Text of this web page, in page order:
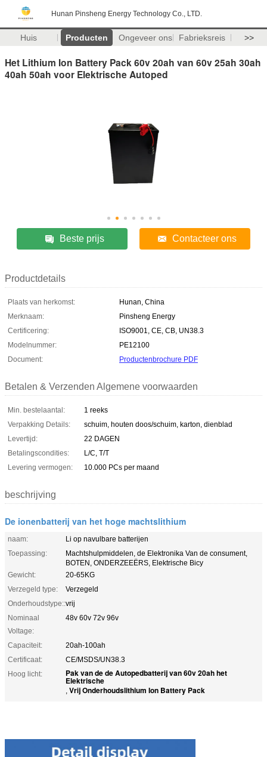
Hunan Pinsheng Energy Technology Co., LTD.
Huis Producten Ongeveer ons Fabrieksreis >>
Het Lithium Ion Battery Pack 60v 20ah van 60v 25ah 30ah
40ah 50ah voor Elektrische Autoped
Beste prijs Contacteer ons
Productdetails
Plaats van herkomst:
Hunan, China
Merknaam:
Pinsheng Energy
Certificering:
ISO9001, CE, CB, UN38.3
Modelnummer:
PE12100
Document:
Productenbrochure PDF
Betalen & Verzenden Algemene voorwaarden
Min. bestelaantal:
1 reeks
Verpakking Details:
schuim, houten doos/schuim, karton, dienblad
Levertijd:
22 DAGEN
Betalingscondities:
L/C, T/T
Levering vermogen:
10.000 PCs per maand
beschrijving
De ionenbatterij van het hoge machtslithium
naam:
Li op navulbare batterijen
Toepassing:
Machtshulpmiddelen, de Elektronika Van de consument,
BOTEN, ONDERZEEËRS, Elektrische Bicy
Gewicht:
20-65KG
Verzegeld type:
Verzegeld
Onderhoudstype::vrij
Nominaal
Voltage:
48v 60v 72v 96v
Capaciteit:
20ah-100ah
Certificaat:
CE/MSDS/UN38.3
Hoog licht:
Pak van de de Autopedbatterij van 60v 20ah het
Elektrische
, Vrij Onderhoudslithium Ion Battery Pack